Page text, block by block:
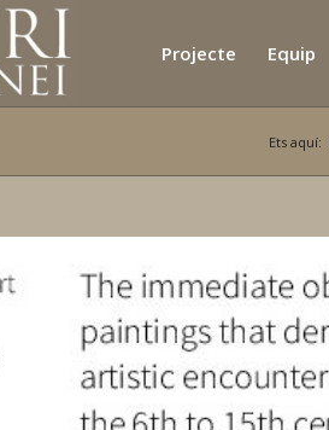
Projecte Equip
Ets aquí: